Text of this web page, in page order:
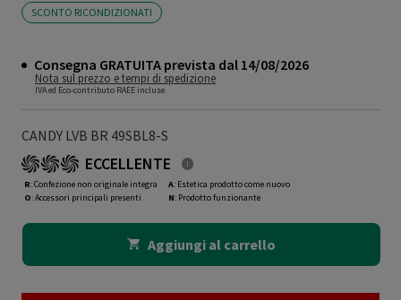
SCONTO RICONDIZIONATI
Consegna GRATUITA prevista dal 14/08/2026
Nota sul prezzo e tempi di spedizione
IVA ed Eco-contributo RAEE incluse
CANDY LVB BR 49SBL8-S
ECCELLENTE
R: Confezione non originale integra
O: Accessori principali presenti
A: Estetica prodotto come nuovo
N: Prodotto funzionante
Aggiungi al carrello